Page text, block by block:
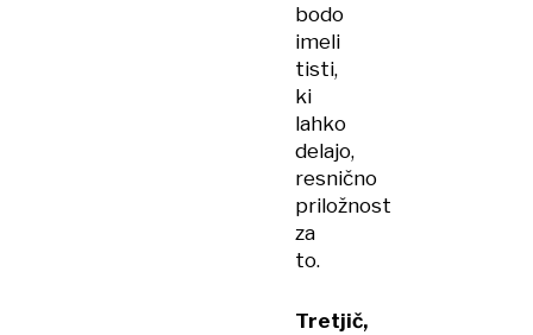
bodo
imeli
tisti,
ki
lahko
delajo,
resnično
priložnost
za
to.
Tretjič,